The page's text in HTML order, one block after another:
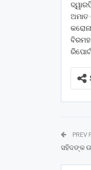
ଅମାତ
PREV
ସହିଦଙ୍କ